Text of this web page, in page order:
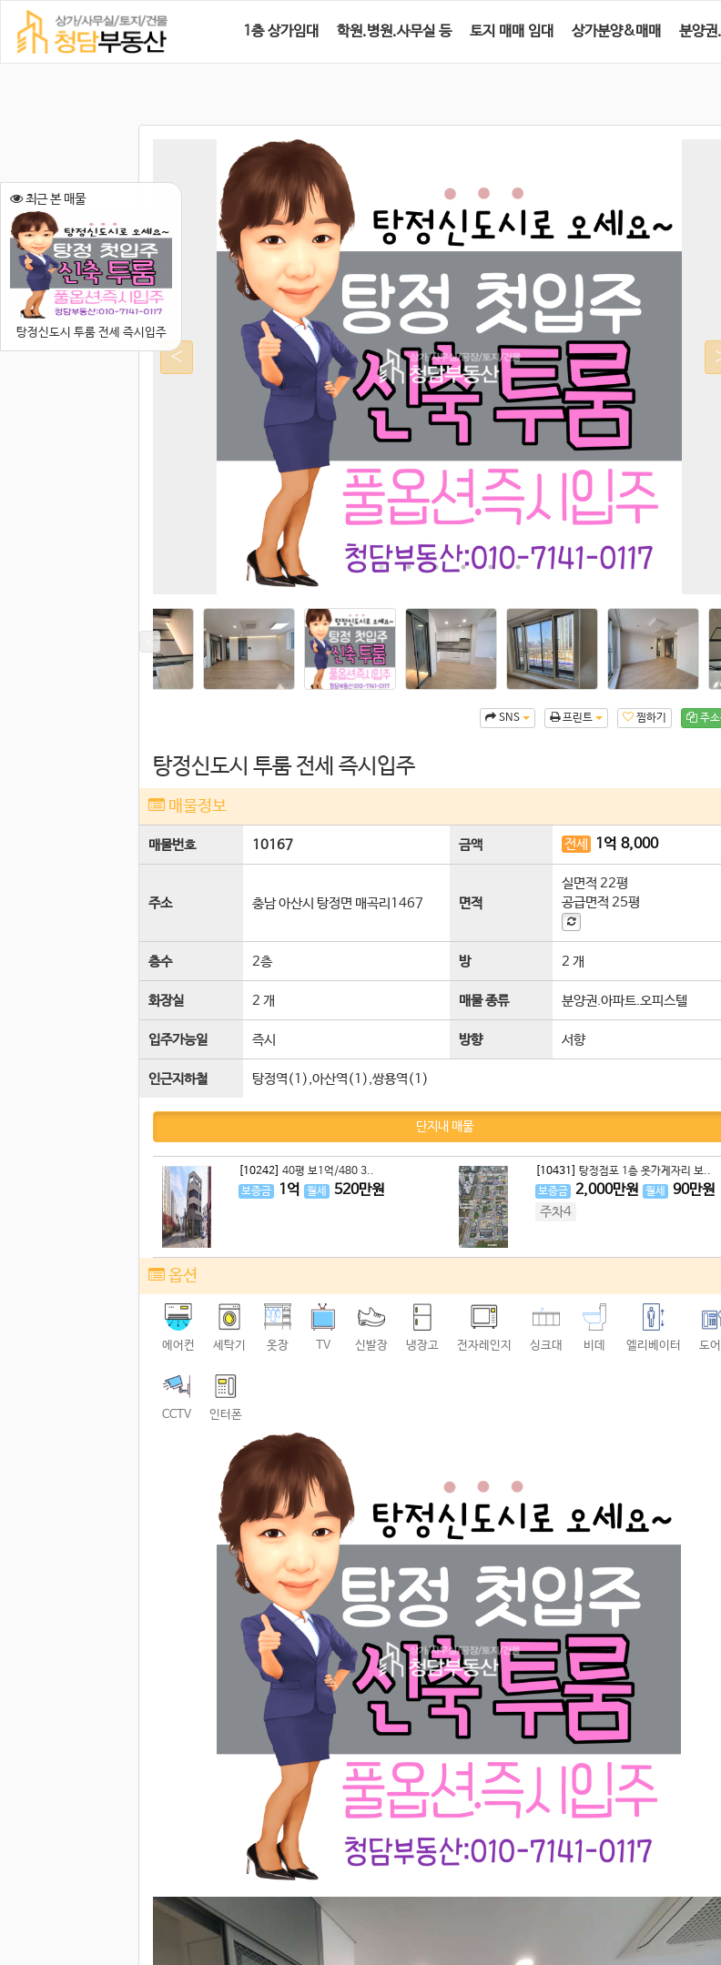
1층 상가임대 학원.병원.사무실 등 토지 매매 임대 상가분양&매매 분양
주
찜하기
프린트
SNS
탕정신도시 투룸 전세 즉시입주
매물정보
매물번호 10167 금액 전세 1억 8,000
주소 충남 아산시 탕정면 매곡리1467 면적
실면적22평
공급면적25평
층수 2층 방 2 개
화장실 2 개 매물 종류 분양권.아파트.오피스텔
입주가능일 즉시 방향 서향
인근지하철 탕정역(1),아산역(1),쌍용역(1)
단지내 매물
[10242] 40평 보1억/480 3..
보증금
1억 월세 520만원
[10431]
탕정점포 1층 옷가게자리 보..
보증금
2,000만원 월세 90만원
주차4
옵션
에어컨 세탁기 옷장 TV 신발장 냉장고 전자레인지 싱크대 비데 엘리베이터 도
CCTV 인터폰
최근 본 매물
탕정신도시 투룸 전세 즉시입주